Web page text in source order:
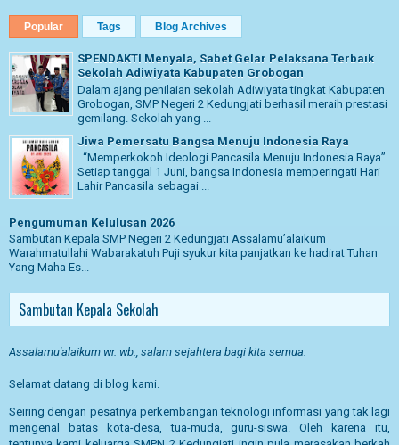
Popular Tags Blog Archives
SPENDAKTI Menyala, Sabet Gelar Pelaksana Terbaik
Sekolah Adiwiyata Kabupaten Grobogan
Dalam ajang penilaian sekolah Adiwiyata tingkat Kabupaten
Grobogan, SMP Negeri 2 Kedungjati berhasil meraih prestasi
gemilang. Sekolah yang ...
Jiwa Pemersatu Bangsa Menuju Indonesia Raya
“Memperkokoh Ideologi Pancasila Menuju Indonesia Raya”
Setiap tanggal 1 Juni, bangsa Indonesia memperingati Hari
Lahir Pancasila sebagai ...
Pengumuman Kelulusan 2026
Sambutan Kepala SMP Negeri 2 Kedungjati Assalamu’alaikum
Warahmatullahi Wabarakatuh Puji syukur kita panjatkan ke hadirat Tuhan
Yang Maha Es...
Sambutan Kepala Sekolah
Assalamu'alaikum wr. wb., salam sejahtera bagi kita semua.
Selamat datang di blog kami.
Seiring dengan pesatnya perkembangan teknologi informasi yang tak lagi
mengenal batas kota-desa, tua-muda, guru-siswa. Oleh karena itu,